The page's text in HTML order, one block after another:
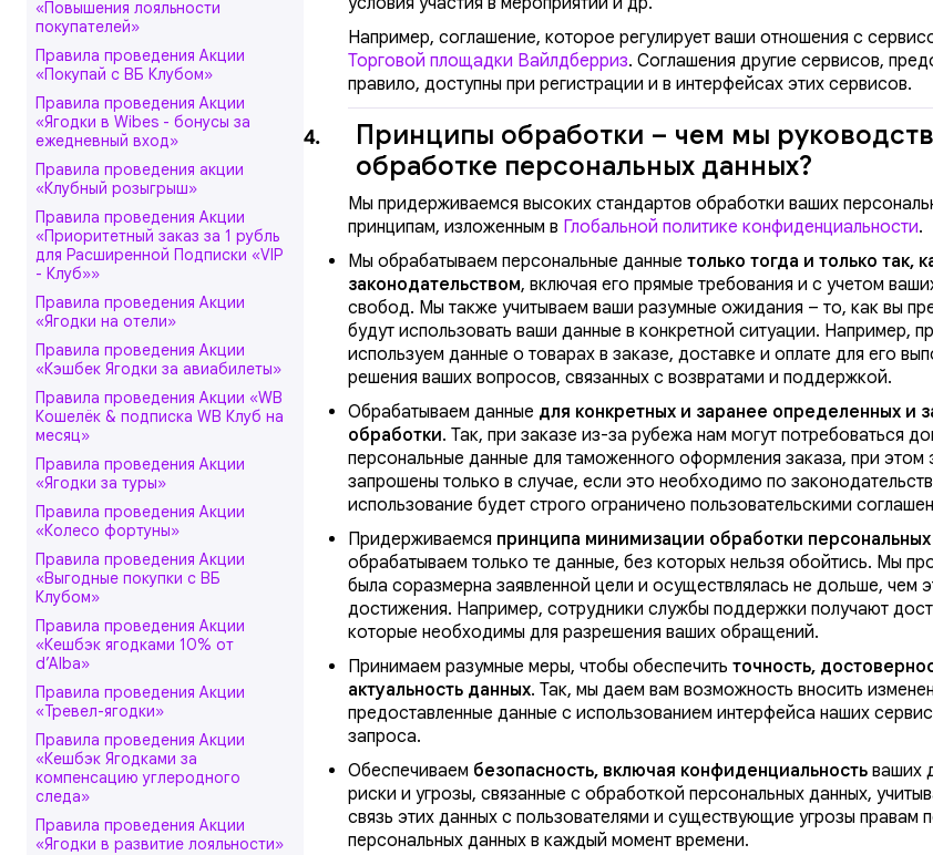
«Повышения лояльности
покупателей»
Правила проведения Акции
«Покупай с ВБ Клубом»
Правила проведения Акции
«Ягодки в Wibes - бонусы за
ежедневный вход»
Правила проведения акции
«Клубный розыгрыш»
Правила проведения Акции
«Приоритетный заказ за 1 рубль
для Расширенной Подписки «VIP
- Клуб»»
Правила проведения Акции
«Ягодки на отели»
Правила проведения Акции
«Кэшбек Ягодки за авиабилеты»
Правила проведения Акции «WB
Кошелёк & подписка WB Клуб на
месяц»
Правила проведения Акции
«Ягодки за туры»
Правила проведения Акции
«Колесо фортуны»
Правила проведения Акции
«Выгодные покупки с ВБ
Клубом»
Правила проведения Акции
«Кешбэк ягодками 10% от
d’Alba»
Правила проведения Акции
«Тревел-ягодки»
Правила проведения Акции
«Кешбэк Ягодками за
компенсацию углеродного
следа»
Правила проведения Акции
«Ягодки в развитие лояльности»
Например, соглашение, которое регулирует ваши отношения с
Торговой площадки Вайлдберриз. Соглашения другие сервисов,
правило, доступны при регистрации и в интерфейсах этих сервисов.
4.
Принципы обработки – чем мы
обработке персональных данных?
Мы придерживаемся высоких стандартов обработки ваших
принципам, изложенным в Глобальной политике конфиденциальности.
Мы обрабатываем персональные данные только тогда и только так,
законодательством, включая его прямые требования и с учетом
свобод. Мы также учитываем ваши разумные ожидания – то, как вы
будут использовать ваши данные в конкретной ситуации. Например,
используем данные о товарах в заказе, доставке и оплате для его
решения ваших вопросов, связанных с возвратами и поддержкой.
Обрабатываем данные для конкретных и заранее определенных и
обработки. Так, при заказе из-за рубежа нам могут потребоваться
персональные данные для таможенного оформления заказа, при этом
запрошены только в случае, если это необходимо по
использование будет строго ограничено пользовательскими
Придерживаемся принципа минимизации обработки
обрабатываем только те данные, без которых нельзя обойтись. Мы
была соразмерна заявленной цели и осуществлялась не дольше, чем
достижения. Например, сотрудники службы поддержки получают
которые необходимы для разрешения ваших обращений.
Принимаем разумные меры, чтобы обеспечить точность,
актуальность данных. Так, мы даем вам возможность вносить
предоставленные данные с использованием интерфейса наших
запроса.
Обеспечиваем безопасность, включая конфиденциальность ваших
риски и угрозы, связанные с обработкой персональных данных,
связь этих данных с пользователями и существующие угрозы правам
персональных данных в каждый момент времени.